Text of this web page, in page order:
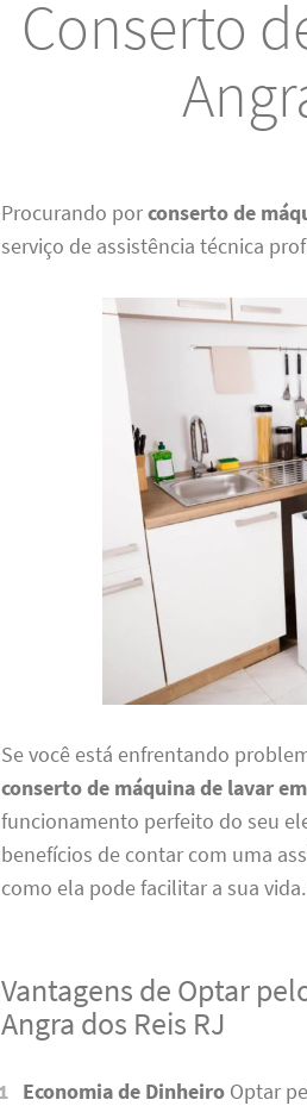
Conserto
Procurando porconserto de
serviço de assistência técnica
Se você está enfrentando
conserto de máquina de lavar
funcionamento perfeito do seu
benefícios de contar com uma
como ela pode facilitar a sua vida.
Vantagens de Optar
Angra dos Reis RJ
Economia de DinheiroOptar